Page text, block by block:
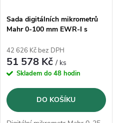
p
r
o
d
s
p
r
o
d
Sada digitálních mikrometrů
Mahr 0-100 mm EWR-I s
(4157115)
42 626 Kč bez DPH
51 578 Kč/ ks
Skladem do 48 hodin
DO KOŠÍKU